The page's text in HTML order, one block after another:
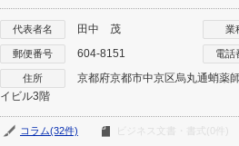
代表者名 田中 茂 業
郵便番号 604-8151 電話
住所
京都府京都市中京区烏丸通蛸
イビル3階
コラム(32件) ビジネス文書・書式(0件)